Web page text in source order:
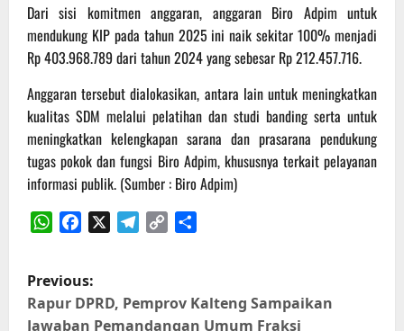
Dari sisi komitmen anggaran, anggaran Biro Adpim untuk
mendukung KIP pada tahun 2025 ini naik sekitar 100% menjadi
Rp 403.968.789 dari tahun 2024 yang sebesar Rp 212.457.716.
Anggaran tersebut dialokasikan, antara lain untuk meningkatkan
kualitas SDM melalui pelatihan dan studi banding serta untuk
meningkatkan kelengkapan sarana dan prasarana pendukung
tugas pokok dan fungsi Biro Adpim, khususnya terkait pelayanan
informasi publik. (Sumber : Biro Adpim)
P
o
Previous:
Rapur DPRD, Pemprov Kalteng Sampaikan
Jawaban Pemandangan Umum Fraksi